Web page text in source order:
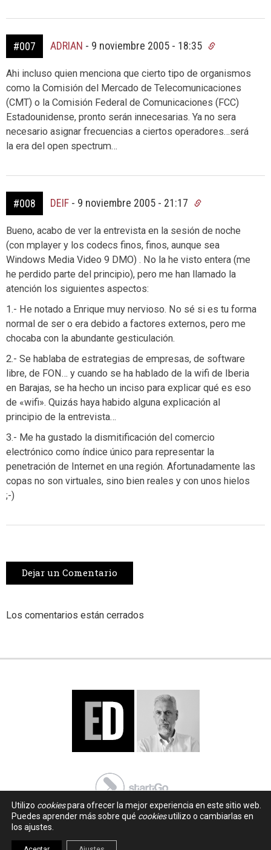
#007 ADRIAN - 9 noviembre 2005 - 18:35
Ahi incluso quien menciona que cierto tipo de organismos
como la Comisión del Mercado de Telecomunicaciones
(CMT) o la Comisión Federal de Comunicaciones (FCC)
Estadounidense, pronto serán innecesarias. Ya no sera
necesario asignar frecuencias a ciertos operadores…será
la era del open spectrum…
#008 DEIF - 9 noviembre 2005 - 21:17
Bueno, acabo de ver la entrevista en la sesión de noche
(con mplayer y los codecs finos, finos, aunque sea
Windows Media Video 9 DMO) . No la he visto entera (me
he perdido parte del principio), pero me han llamado la
atención los siguientes aspectos:
1.- He notado a Enrique muy nervioso. No sé si es tu forma
normal de ser o era debido a factores externos, pero me
chocaba con la abundante gesticulación.
2.- Se hablaba de estrategias de empresas, de software
libre, de FON… y cuando se ha hablado de la wifi de Iberia
en Barajas, se ha hecho un inciso para explicar qué es eso
de «wifi». Quizás haya habido alguna explicación al
principio de la entrevista…
3.- Me ha gustado la dismitificación del comercio
electrónico como índice único para representar la
penetración de Internet en una región. Afortunadamente las
copas no son virtuales, sino bien reales y con unos hielos
;-)
Dejar un Comentario
Los comentarios están cerrados
Utilizo cookiespara ofrecer la mejor experiencia en este sitio web.
Puedes aprender más sobre qué cookiesutilizo o cambiarlas en
los ajustes.